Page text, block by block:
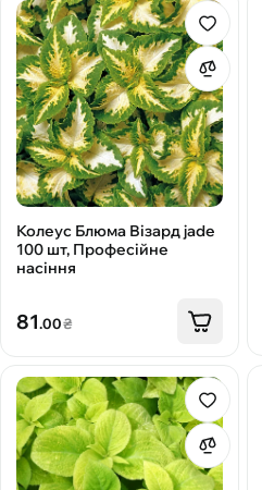
Колеус Блюма Візард jade
100 шт, Професійне
насіння
81.00₴